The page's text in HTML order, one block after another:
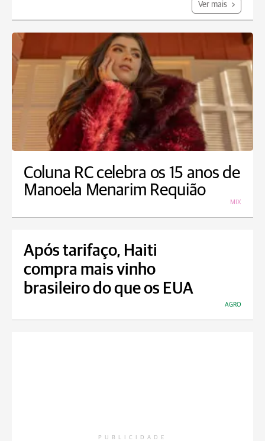
Ver mais
Coluna RC celebra os 15 anos de
Manoela Menarim Requião
MIX
Após tarifaço, Haiti
compra mais vinho
brasileiro do que os EUA
AGRO
PUBLICIDADE